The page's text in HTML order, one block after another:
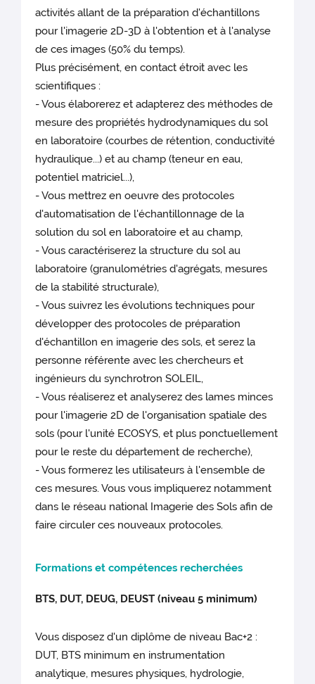
activités allant de la préparation d'échantillons
pour l'imagerie 2D-3D à l'obtention et à l'analyse
de ces images (50% du temps).
Plus précisément, en contact étroit avec les
scientifiques :
- Vous élaborerez et adapterez des méthodes de
mesure des propriétés hydrodynamiques du sol
en laboratoire (courbes de rétention, conductivité
hydraulique...) et au champ (teneur en eau,
potentiel matriciel...),
- Vous mettrez en oeuvre des protocoles
d'automatisation de l'échantillonnage de la
solution du sol en laboratoire et au champ,
- Vous caractériserez la structure du sol au
laboratoire (granulométries d'agrégats, mesures
de la stabilité structurale),
- Vous suivrez les évolutions techniques pour
développer des protocoles de préparation
d'échantillon en imagerie des sols, et serez la
personne référente avec les chercheurs et
ingénieurs du synchrotron SOLEIL,
- Vous réaliserez et analyserez des lames minces
pour l'imagerie 2D de l'organisation spatiale des
sols (pour l'unité ECOSYS, et plus ponctuellement
pour le reste du département de recherche),
- Vous formerez les utilisateurs à l'ensemble de
ces mesures. Vous vous impliquerez notamment
dans le réseau national Imagerie des Sols afin de
faire circuler ces nouveaux protocoles.
Formations et compétences recherchées
BTS, DUT, DEUG, DEUST (niveau 5 minimum)
Vous disposez d'un diplôme de niveau Bac+2 :
DUT, BTS minimum en instrumentation
analytique, mesures physiques, hydrologie,